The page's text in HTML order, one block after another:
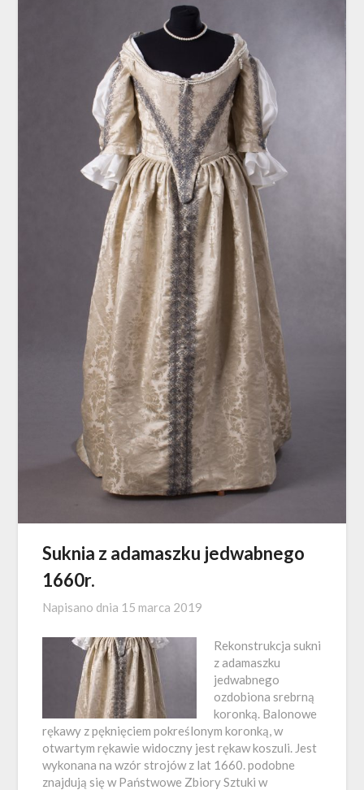
Suknia z adamaszku jedwabnego
1660r.
Napisano dnia 15 marca 2019
Rekonstrukcja sukni
z adamaszku
jedwabnego
ozdobiona srebrną
koronką. Balonowe
rękawy z pęknięciem pokreślonym koronką, w
otwartym rękawie widoczny jest rękaw koszuli. Jest
wykonana na wzór strojów z lat 1660. podobne
znajdują się w Państwowe Zbiory Sztuki w